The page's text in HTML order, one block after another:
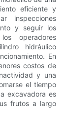
eficiente y
inspecciones
y seguir los
operadores
hidráulico
En
costos de
y una
el tiempo
excavadora es
frutos a largo